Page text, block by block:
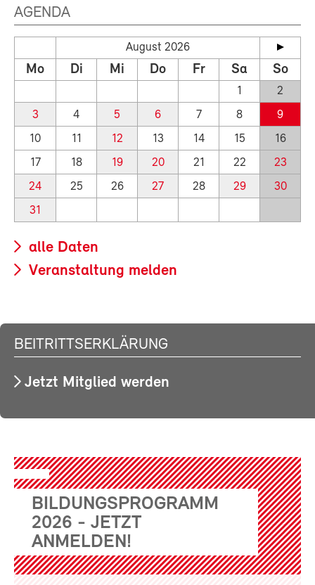
AGENDA
August 2026
Mo Di Mi Do Fr Sa So
1
2
3
4 5 6 7 8
9
10
11 12 13 14 15
16
17
18 19 20 21 22
23
24
25 26 27 28 29
30
31
alle Daten
Veranstaltung melden
BEITRITTSERKLÄRUNG
Jetzt Mitglied werden
BILDUNGSPROGRAMM
2026 - JETZT
ANMELDEN!